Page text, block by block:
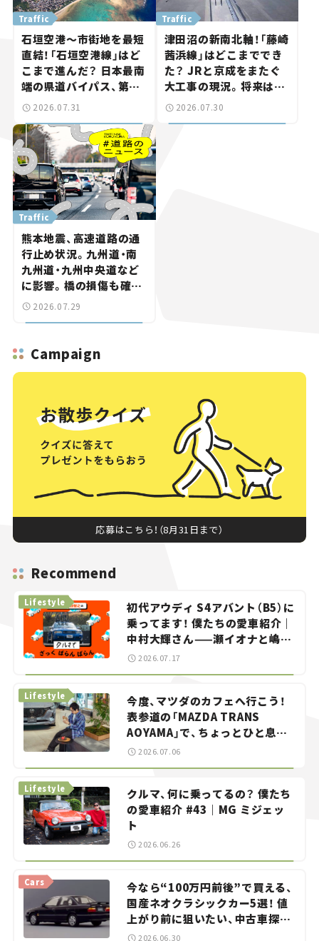
Traffic
石垣空港～市街地を最短
直結！「石垣空港線」はど
こまで進んだ？ 日本最南
端の県道バイパス、第2
工区も延伸開通 【いま気
2026.07.31
Traffic
津田沼の新南北軸！「藤崎
茜浜線」はどこまででき
た？ JRと京成をまたぐ
大工事の現況。将来は
「習志野～鎌ケ谷」を最短
2026.07.30
Traffic
熊本地震、高速道路の通
行止め状況。九州道・南
九州道・九州中央道など
に影響。橋の損傷も確認
【道路のニュース】
2026.07.29
Campaign
応募はこちら！（8月31日まで）
Recommend
初代アウディ S4アバント（B5）に
乗ってます！ 僕たちの愛車紹介｜
中村大輝さん——瀬イオナと嶋田
智之の「クルマでざっくばらんば
らん！」＃20
Lifestyle
2026.07.17
今度、マツダのカフェへ行こう！
表参道の「MAZDA TRANS
AOYAMA」で、ちょっとひと息。
——連載｜CCGとクルマでどうす
Lifestyle
2026.07.06
クルマ、何に乗ってるの？ 僕たち
の愛車紹介 #43｜MG ミジェッ
ト
Lifestyle
2026.06.26
今なら“100万円前後”で買える、
国産ネオクラシックカー5選！ 値
上がり前に狙いたい、中古車探し
をお手伝い――ちょっとイケてるマ
Cars
2026.06.30